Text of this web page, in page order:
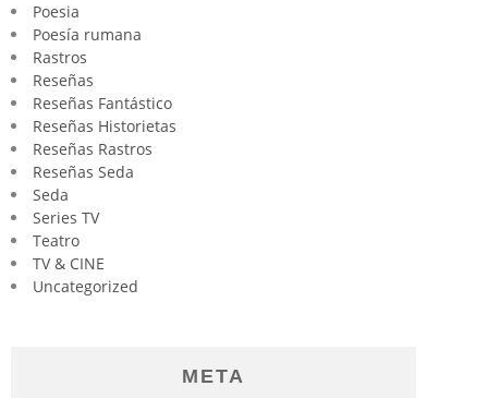
Poesia
Poesía rumana
Rastros
Reseñas
Reseñas Fantástico
Reseñas Historietas
Reseñas Rastros
Reseñas Seda
Seda
Series TV
Teatro
TV & CINE
Uncategorized
META